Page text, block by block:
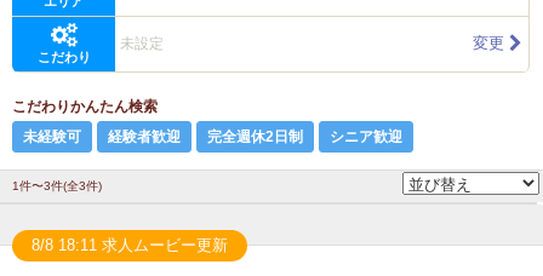
こだわり
未設定 変更
こだわりかんたん検索
未経験可
経験者歓迎 完全週休2日制 シニア歓迎
1件〜3件(全3件)
8/8 18:11 求人ムービー更新